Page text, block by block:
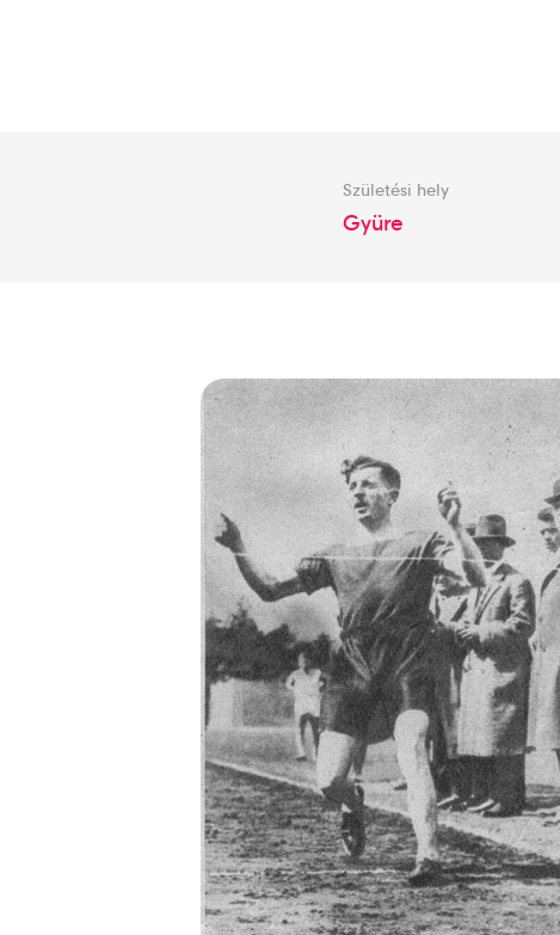
Születési hely
Gyüre